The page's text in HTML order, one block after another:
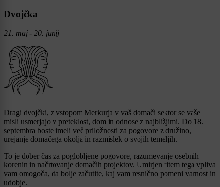
Dvojčka
21. maj - 20. junij
Dragi dvojčki, z vstopom Merkurja v vaš domači sektor se vaše
misli usmerjajo v preteklost, dom in odnose z najbližjimi. Do 18.
septembra boste imeli več priložnosti za pogovore z družino,
urejanje domačega okolja in razmislek o svojih temeljih.
To je dober čas za poglobljene pogovore, razumevanje osebnih
korenin in načrtovanje domačih projektov. Umirjen ritem tega vpliva
vam omogoča, da bolje začutite, kaj vam resnično pomeni varnost in
udobje.